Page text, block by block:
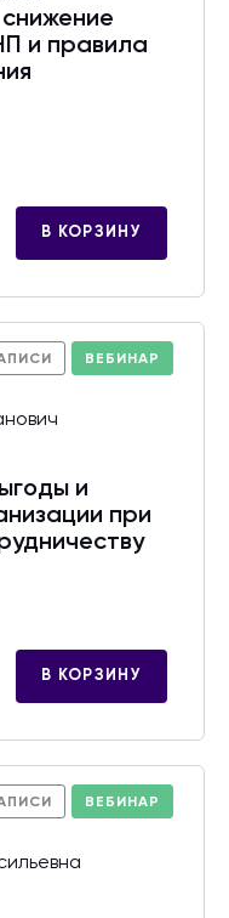
и правила
В КОРЗИНУ
ВЕБИНАР
и
при
В КОРЗИНУ
ВЕБИНАР